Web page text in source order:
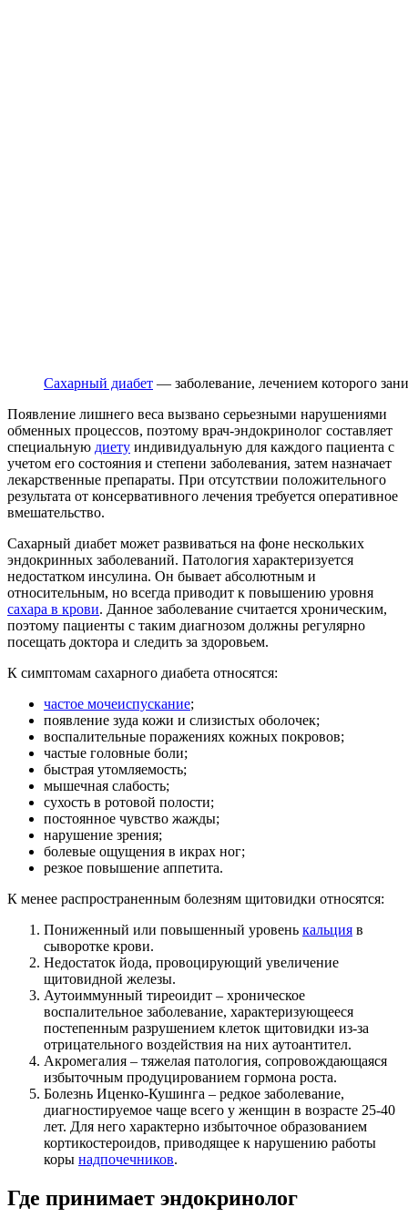
Сахарный диабет — заболевание, лечением которого
Появление лишнего веса вызвано серьезными нарушениями
обменных процессов, поэтому врач-эндокринолог составляет
специальную диету индивидуальную для каждого пациента с
учетом его состояния и степени заболевания, затем назначает
лекарственные препараты. При отсутствии положительного
результата от консервативного лечения требуется оперативное
вмешательство.
Сахарный диабет может развиваться на фоне нескольких
эндокринных заболеваний. Патология характеризуется
недостатком инсулина. Он бывает абсолютным и
относительным, но всегда приводит к повышению уровня
сахара в крови. Данное заболевание считается хроническим,
поэтому пациенты с таким диагнозом должны регулярно
посещать доктора и следить за здоровьем.
К симптомам сахарного диабета относятся:
частое мочеиспускание;
появление зуда кожи и слизистых оболочек;
воспалительные поражениях кожных покровов;
частые головные боли;
быстрая утомляемость;
мышечная слабость;
сухость в ротовой полости;
постоянное чувство жажды;
нарушение зрения;
болевые ощущения в икрах ног;
резкое повышение аппетита.
К менее распространенным болезням щитовидки относятся:
Пониженный или повышенный уровень кальция в
сыворотке крови.
Недостаток йода, провоцирующий увеличение
щитовидной железы.
Аутоиммунный тиреоидит – хроническое
воспалительное заболевание, характеризующееся
постепенным разрушением клеток щитовидки из-за
отрицательного воздействия на них аутоантител.
Акромегалия – тяжелая патология, сопровождающаяся
избыточным продуцированием гормона роста.
Болезнь Иценко-Кушинга – редкое заболевание,
диагностируемое чаще всего у женщин в возрасте 25-40
лет. Для него характерно избыточное образованием
кортикостероидов, приводящее к нарушению работы
коры надпочечников.
Где принимает эндокринолог